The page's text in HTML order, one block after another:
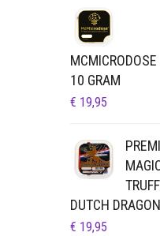
10 GRAM
€ 19,95
DUTCH
€ 19,95